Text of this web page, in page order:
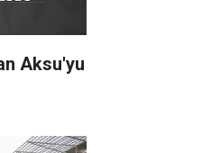
Aksu'yu